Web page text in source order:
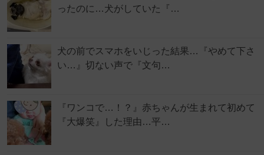
ったのに…犬がしていた『…
犬の前でスマホをいじった結果…『やめて下さ
い…』切ない声で『文句…
『ワンコで…！？』赤ちゃんが生まれて初めて
『大爆笑』した理由…平…